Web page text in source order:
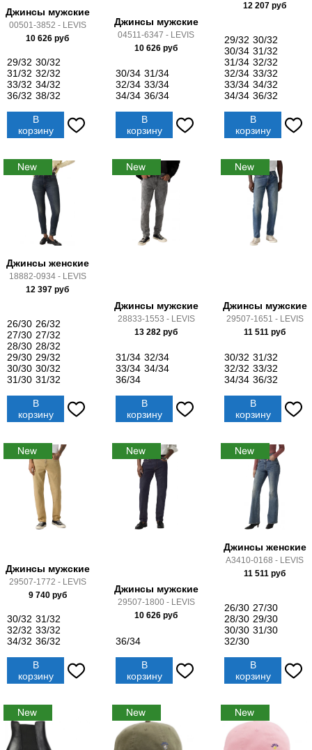
Джинсы мужские
00501-3852 - LEVIS
10 626 руб
29/32 30/32
31/32 32/32
33/32 34/32
36/32 38/32
В
корзину
Джинсы мужские
04511-6347 - LEVIS
10 626 руб
30/34 31/34
32/34 33/34
34/34 36/34
В
корзину
12 207 руб
29/32 30/32
30/34 31/32
31/34 32/32
32/34 33/32
33/34 34/32
34/34 36/32
В
корзину
Джинсы женские
18882-0934 - LEVIS
12 397 руб
26/30 26/32
27/30 27/32
28/30 28/32
29/30 29/32
30/30 30/32
31/30 31/32
В
корзину
Джинсы мужские
28833-1553 - LEVIS
13 282 руб
31/34 32/34
33/34 34/34
36/34
В
корзину
Джинсы мужские
29507-1651 - LEVIS
11 511 руб
30/32 31/32
32/32 33/32
34/34 36/32
В
корзину
Джинсы мужские
29507-1772 - LEVIS
9 740руб
30/32 31/32
32/32 33/32
34/32 36/32
В
корзину
Джинсы мужские
29507-1800 - LEVIS
10 626 руб
36/34
В
корзину
Джинсы женские
A3410-0168 - LEVIS
11 511 руб
26/30 27/30
28/30 29/30
30/30 31/30
32/30
В
корзину